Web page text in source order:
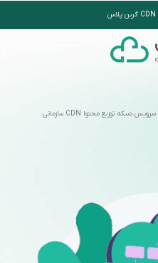
سرویس شبکه توزیع محتوا CDN سازمانی